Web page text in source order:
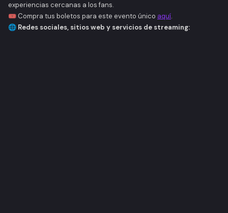
experiencias cercanas a los fans.
🎟️ Compra tus boletos para este evento único aquí.
🌐 Redes sociales, sitios web y servicios de streaming: